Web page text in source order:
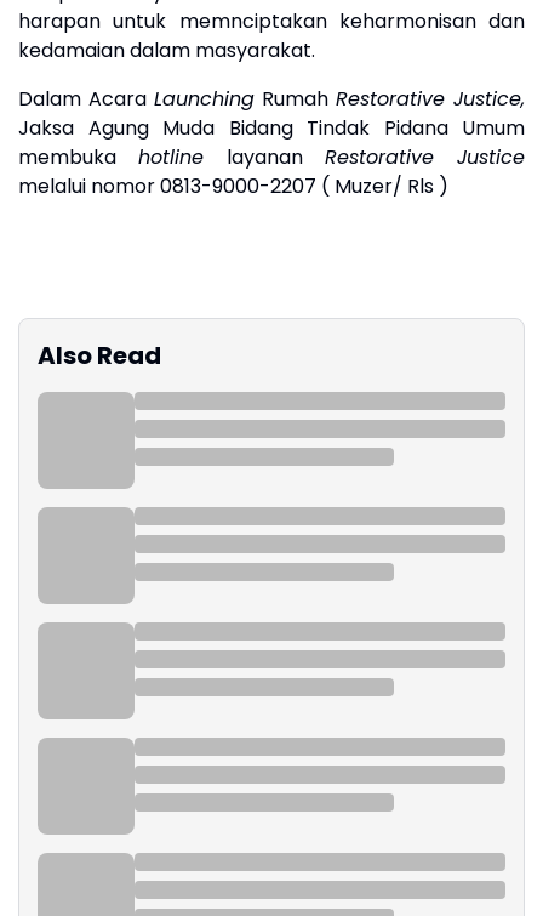
harapan untuk memnciptakan keharmonisan dan
kedamaian dalam masyarakat.
Dalam Acara Launching RumahRestorative Justice,
Jaksa Agung Muda Bidang Tindak Pidana Umum
membuka hotline layanan Restorative Justice
melalui nomor 0813-9000-2207 ( Muzer/ Rls )
Also Read